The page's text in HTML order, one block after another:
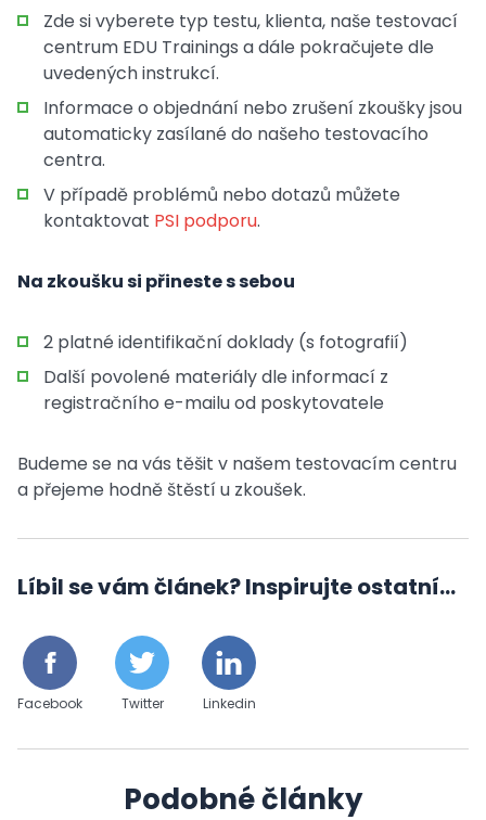
Zde si vyberete typ testu, klienta, naše testovací
centrum EDU Trainings a dále pokračujete dle
uvedených instrukcí.
Informace o objednání nebo zrušení zkoušky jsou
automaticky zasílané do našeho testovacího
centra.
V případě problémů nebo dotazů můžete
kontaktovat PSI podporu.
Na zkoušku si přineste s sebou
2 platné identifikační doklady (s fotografií)
Další povolené materiály dle informací z
registračního e-mailu od poskytovatele
Budeme se na vás těšit v našem testovacím centru
a přejeme hodně štěstí u zkoušek.
Líbil se vám článek? Inspirujte ostatní...
Facebook Twitter Linkedin
Podobné články